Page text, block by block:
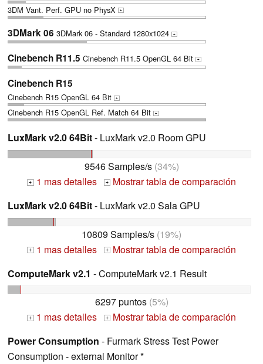
3DM Vant. Perf. GPU no PhysX +
3DMark 06 3DMark 06 - Standard 1280x1024 +
Cinebench R11.5 Cinebench R11.5 OpenGL 64 Bit +
Cinebench R15
Cinebench R15 OpenGL 64 Bit +
Cinebench R15 OpenGL Ref. Match 64 Bit +
LuxMark v2.0 64Bit- LuxMark v2.0 Room GPU
9546 Samples/s(34%)
+ 1 mas detalles +
Mostrar tabla de comparación
LuxMark v2.0 64Bit- LuxMark v2.0 Sala GPU
10809 Samples/s (19%)
+ 1 mas detalles +
Mostrar tabla de comparación
ComputeMark v2.1 - ComputeMark v2.1 Result
6297 puntos(5%)
+ 1 mas detalles +
Mostrar tabla de comparación
Power Consumption - Furmark Stress Test Power
Consumption - external Monitor *